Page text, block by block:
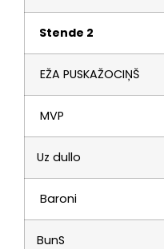
Stende 2
EŽA PUSKAŽOCIŅŠ
MVP
Uz dullo
Baroni
BunS